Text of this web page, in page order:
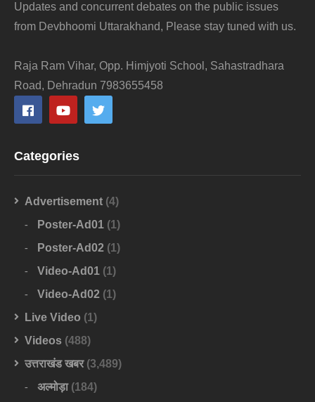
Updates and concurrent debates on the public issues
from Devbhoomi Uttarakhand, Please stay tuned with us.
Raja Ram Vihar, Opp. Himjyoti School, Sahastradhara
Road, Dehradun 7983655458
Categories
Advertisement (4)
Poster-Ad01 (1)
Poster-Ad02 (1)
Video-Ad01 (1)
Video-Ad02 (1)
Live Video (1)
Videos (488)
उत्तराखंड खबर(3,489)
अल्मोड़ा(184)